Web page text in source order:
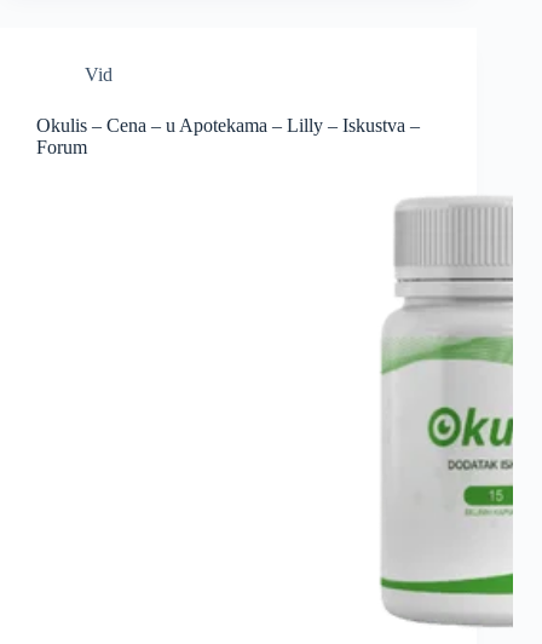
Vid
Okulis – Cena – u Apotekama – Lilly – Iskustva –
Forum